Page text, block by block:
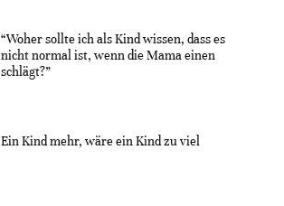
“Woher sollte ich als Kind wissen, dass es
nicht normal ist, wenn die Mama einen
schlägt?”
Ein Kind mehr, wäre ein Kind zu viel